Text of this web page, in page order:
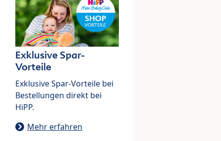
Exklusive Spar-
Vorteile
Exklusive Spar-Vorteile bei
Bestellungen direkt bei
HiPP.
Mehr erfahren